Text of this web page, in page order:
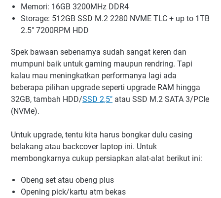
Memori: 16GB 3200MHz DDR4
Storage: 512GB SSD M.2 2280 NVME TLC + up to 1TB
2.5" 7200RPM HDD
Spek bawaan sebenarnya sudah sangat keren dan
mumpuni baik untuk gaming maupun rendring. Tapi
kalau mau meningkatkan performanya lagi ada
beberapa pilihan upgrade seperti upgrade RAM hingga
32GB, tambah HDD/SSD 2,5" atau SSD M.2 SATA 3/PCIe
(NVMe).
Untuk upgrade, tentu kita harus bongkar dulu casing
belakang atau backcover laptop ini. Untuk
membongkarnya cukup persiapkan alat-alat berikut ini:
Obeng set atau obeng plus
Opening pick/kartu atm bekas